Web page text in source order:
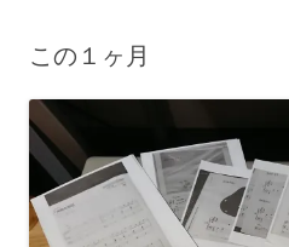
この１ヶ月